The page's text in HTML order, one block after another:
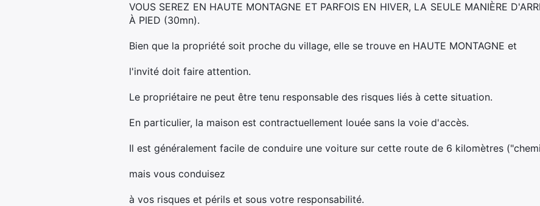
VOUS SEREZ EN HAUTE MONTAGNE ET PARFOIS EN HIVER, LA SEULE MANIÈRE
À PIED (30mn).
Bien que la propriété soit proche du village, elle se trouve en HAUTE MONTAGNE et
l'invité doit faire attention.
Le propriétaire ne peut être tenu responsable des risques liés à cette situation.
En particulier, la maison est contractuellement louée sans la voie d'accès.
Il est généralement facile de conduire une voiture sur cette route de 6 kilomètres
mais vous conduisez
à vos risques et périls et sous votre responsabilité.